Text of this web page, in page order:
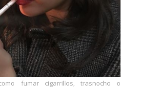
fumar cigarrillos, trasnocho o